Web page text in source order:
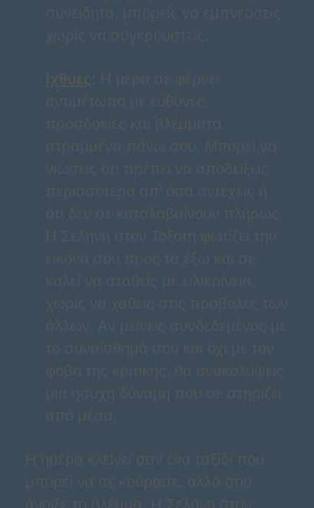
συνειδητά, μπορείς να εμπνεύσεις
χωρίς να συγκρουστείς.
Ιχθύες: Η μέρα σε φέρνει
αντιμέτωπο με ευθύνες,
προσδοκίες και βλέμματα
στραμμένα πάνω σου. Μπορεί να
νιώσεις ότι πρέπει να αποδείξεις
περισσότερα απ’ όσα αντέχεις ή
ότι δεν σε καταλαβαίνουν πλήρως.
Η Σελήνη στον Τοξότη φωτίζει την
εικόνα σου προς τα έξω και σε
καλεί να σταθείς με ειλικρίνεια,
χωρίς να χαθείς στις προβολές των
άλλων. Αν μείνεις συνδεδεμένος με
το συναίσθημά σου και όχι με τον
φόβο της κριτικής, θα ανακαλύψεις
μια ήσυχη δύναμη που σε στηρίζει
από μέσα.
Η ημέρα κλείνει σαν ένα ταξίδι που
μπορεί να σε κούρασε, αλλά σου
άνοιξε το βλέμμα. Η Σελήνη στον